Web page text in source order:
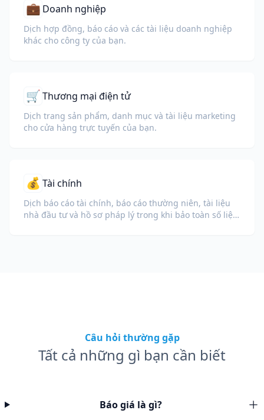
💼 Doanh nghiệp
Dịch hợp đồng, báo cáo và các tài liệu doanh nghiệp
khác cho công ty của bạn.
🛒Thương mại điện tử
Dịch trang sản phẩm, danh mục và tài liệu marketing
cho cửa hàng trực tuyến của bạn.
💰 Tài chính
Dịch báo cáo tài chính, báo cáo thường niên, tài liệu
nhà đầu tư và hồ sơ pháp lý trong khi bảo toàn số liệu,
Câu hỏi thường gặp
Tất cả những gì bạn cần biết
Báo giá là gì?